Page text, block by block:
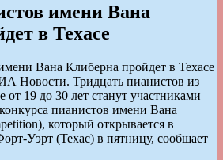
имени Вана
в Техасе
Тридцать пианистов из
от 19 до 30 лет станут участниками
пианистов имени Вана
который открывается в
Уэрт (Техас) в пятницу, сообщает